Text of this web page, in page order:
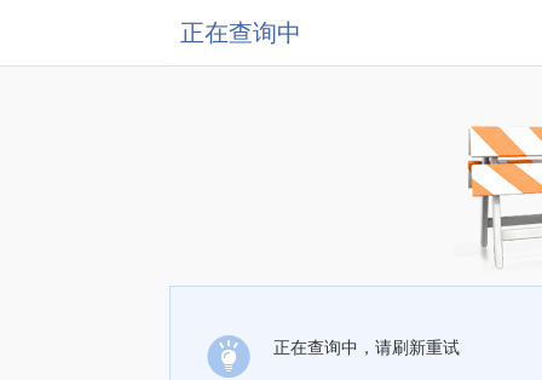
正在查询中
正在查询中，请刷新重试